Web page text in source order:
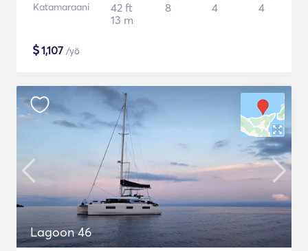
Katamaraani
42 ft
13 m
8 4 4
$1,107 /yö
Lagoon 46